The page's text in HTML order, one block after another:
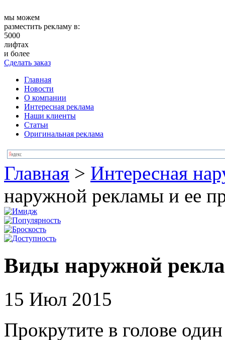
мы можем
разместить рекламу в:
5000
лифтах
и более
Сделать заказ
Главная
Новости
О компании
Интересная реклама
Наши клиенты
Статьи
Оригинальная реклама
Главная > Интересная
наружной рекламы и ее
Виды наружной
15 Июл 2015
Прокрутите в голове